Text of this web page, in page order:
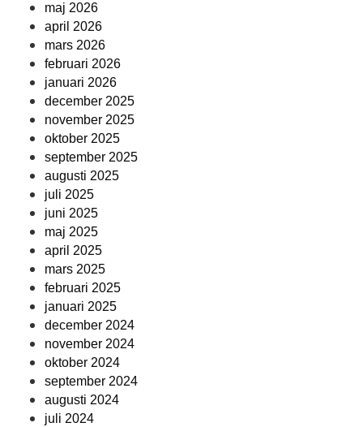
maj 2026
april 2026
mars 2026
februari 2026
januari 2026
december 2025
november 2025
oktober 2025
september 2025
augusti 2025
juli 2025
juni 2025
maj 2025
april 2025
mars 2025
februari 2025
januari 2025
december 2024
november 2024
oktober 2024
september 2024
augusti 2024
juli 2024